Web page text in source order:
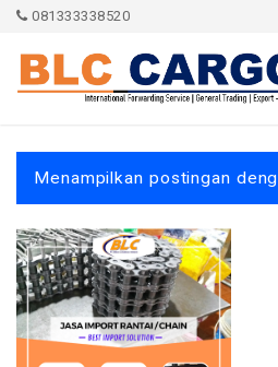
081333338520
Contact
Menampilkan postingan